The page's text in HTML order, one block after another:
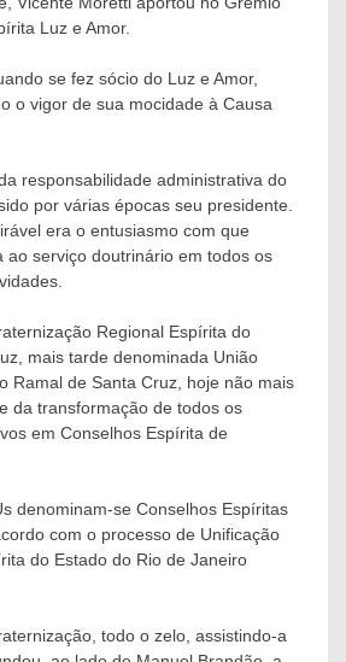
Luz e Amor.
se fez sócio do Luz e Amor,
o vigor de sua mocidade à Causa
responsabilidade administrativa do
por várias épocas seu presidente.
era o entusiasmo com que
ao serviço doutrinário em todos os
Regional Espírita do
mais tarde denominada União
Ramal de Santa Cruz, hoje não mais
da transformação de todos os
em Conselhos Espírita de
denominam-se Conselhos Espíritas
com o processo de Unificação
do Estado do Rio de Janeiro
todo o zelo, assistindo-a